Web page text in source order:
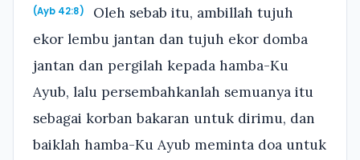
(Ayb 42:8)
Oleh sebab itu, ambillah tujuh
ekor lembu jantan dan tujuh ekor domba
jantan dan pergilah kepada hamba-Ku
Ayub, lalu persembahkanlah semuanya itu
sebagai korban bakaran untuk dirimu, dan
baiklah hamba-Ku Ayub meminta doa untuk